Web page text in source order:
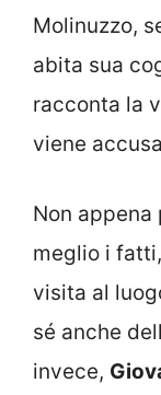
Molinuzzo,
abita sua
racconta la
viene
Non appena
meglio i
visita al
sé anche
invece,